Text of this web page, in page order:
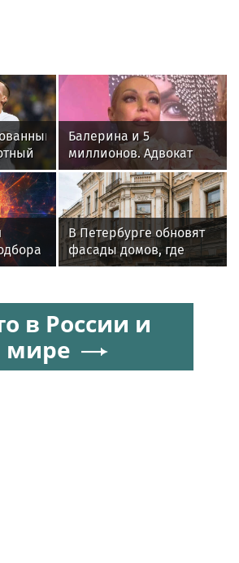
с
Балерина и 5
миллионов. Адвокат
Бенхин раскрыл, кто
должен Волочковой
денег
В Петербурге обновят
фасады домов, где
жили Чайковский и
в России и
мире